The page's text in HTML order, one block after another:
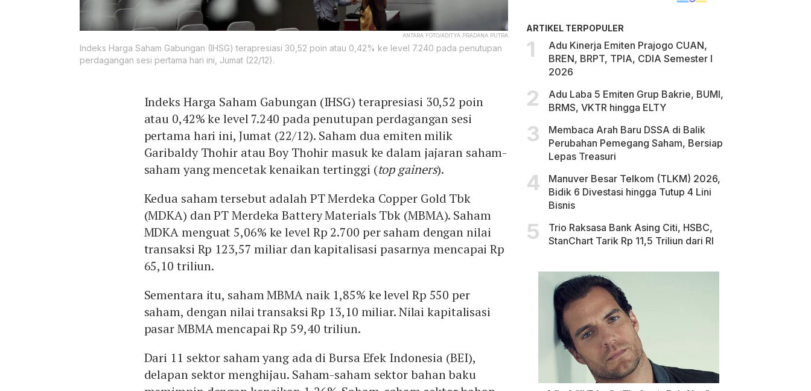
ANTARA FOTO/ADITYA PRADANA PUTRA
Indeks Harga Saham Gabungan (IHSG) terapresiasi 30,52 poin atau 0,42% ke level 7.240 pada penutupan
perdagangan sesi pertama hari ini, Jumat (22/12).
Indeks Harga Saham Gabungan (IHSG) terapresiasi 30,52 poin
atau 0,42% ke level 7.240 pada penutupan perdagangan sesi
pertama hari ini, Jumat (22/12). Saham dua emiten milik
Garibaldy Thohir atau Boy Thohir masuk ke dalam jajaran saham-
saham yang mencetak kenaikan tertinggi (top gainers).
Kedua saham tersebut adalah PT Merdeka Copper Gold Tbk
(MDKA) dan PT Merdeka Battery Materials Tbk (MBMA). Saham
MDKA menguat 5,06% ke level Rp 2.700 per saham dengan nilai
transaksi Rp 123,57 miliar dan kapitalisasi pasarnya mencapai Rp
65,10 triliun.
Sementara itu, saham MBMA naik 1,85% ke level Rp 550 per
saham, dengan nilai transaksi Rp 13,10 miliar. Nilai kapitalisasi
pasar MBMA mencapai Rp 59,40 triliun.
Dari 11 sektor saham yang ada di Bursa Efek Indonesia (BEI),
delapan sektor menghijau. Saham-saham sektor bahan baku
ARTIKEL TERPOPULER
Adu Kinerja Emiten Prajogo CUAN,
BREN, BRPT, TPIA, CDIA Semester I
2026
Adu Laba 5 Emiten Grup Bakrie, BUMI,
BRMS, VKTR hingga ELTY
Membaca Arah Baru DSSA di Balik
Perubahan Pemegang Saham, Bersiap
Lepas Treasuri
Manuver Besar Telkom (TLKM) 2026,
Bidik 6 Divestasi hingga Tutup 4 Lini
Bisnis
Trio Raksasa Bank Asing Citi, HSBC,
StanChart Tarik Rp 11,5 Triliun dari RI